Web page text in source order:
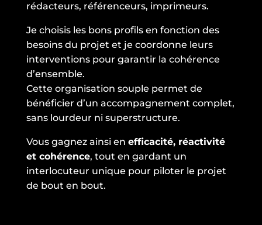
rédacteurs, référenceurs, imprimeurs.
Je choisis les bons profils en fonction des
besoins du projet et je coordonne leurs
interventions pour garantir la cohérence
d’ensemble.
Cette organisation souple permet de
bénéficier d’un accompagnement complet,
sans lourdeur ni superstructure.
Vous gagnez ainsi en efficacité, réactivité
et cohérence, tout en gardant un
interlocuteur unique pour piloter le projet
de bout en bout.